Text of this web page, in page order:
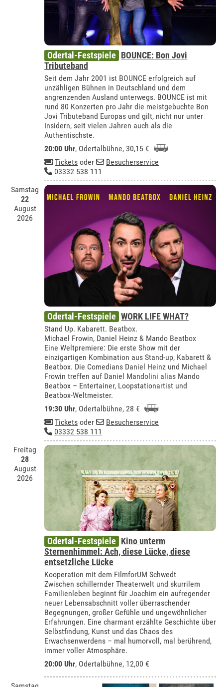
Odertal-Festspiele BOUNCE: Bon Jovi
Tributeband
Seit dem Jahr 2001 ist BOUNCE erfolgreich auf
unzähligen Bühnen in Deutschland und dem
angrenzenden Ausland unterwegs. BOUNCE ist mit
rund 80 Konzerten pro Jahr die meistgebuchte Bon
Jovi Tributeband Europas und gilt, nicht nur unter
Insidern, seit vielen Jahren auch als die
Authentischste.
20:00 Uhr, Odertalbühne, 30,15 €
Tickets oder
Besucherservice
03332 538 111
Samstag
22
August
2026
Odertal-Festspiele WORK LIFE WHAT?
Stand Up. Kabarett. Beatbox.
Michael Frowin, Daniel Heinz & Mando Beatbox
Eine Weltpremiere: Die erste Show mit der
einzigartigen Kombination aus Stand-up, Kabarett &
Beatbox. Die Comedians Daniel Heinz und Michael
Frowin treffen auf Daniel Mandolini alias Mando
Beatbox – Entertainer, Loopstationartist und
Beatbox-Weltmeister.
19:30 Uhr, Odertalbühne, 28 €
Tickets oder
Besucherservice
03332 538 111
Freitag
28
August
2026
Odertal-Festspiele Kino unterm
Sternenhimmel: Ach, diese Lücke, diese
entsetzliche Lücke
Kooperation mit dem FilmforUM Schwedt
Zwischen schillernder Theaterwelt und skurrilem
Familienleben beginnt für Joachim ein aufregender
neuer Lebensabschnitt voller überraschender
Begegnungen, großer Gefühle und ungewöhnlicher
Erfahrungen. Eine charmant erzählte Geschichte über
Selbstfindung, Kunst und das Chaos des
Erwachsenwerdens – mal humorvoll, mal berührend,
immer voller Atmosphäre.
20:00 Uhr, Odertalbühne, 12,00 €